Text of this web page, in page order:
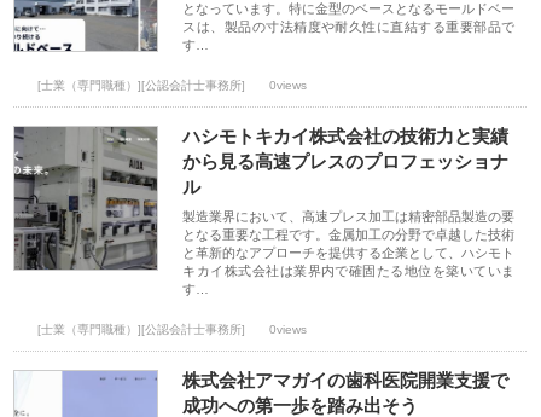
となっています。特に金型のベースとなるモールドベー
スは、製品の寸法精度や耐久性に直結する重要部品で
す…
[士業（専門職種）][公認会計士事務所] 0views
ハシモトキカイ株式会社の技術力と実績
から見る高速プレスのプロフェッショナ
ル
製造業界において、高速プレス加工は精密部品製造の要
となる重要な工程です。金属加工の分野で卓越した技術
と革新的なアプローチを提供する企業として、ハシモト
キカイ株式会社は業界内で確固たる地位を築いていま
す…
[士業（専門職種）][公認会計士事務所] 0views
株式会社アマガイの歯科医院開業支援で
成功への第一歩を踏み出そう